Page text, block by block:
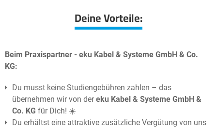
Deine Vorteile:
Beim Praxispartner - eku Kabel & Systeme GmbH & Co.
KG:
Du musst keine Studiengebühren zahlen – das
übernehmen wir von dereku Kabel & Systeme GmbH &
Co. KG für Dich! ☀️
Du erhältst eine attraktive zusätzliche Vergütung von uns